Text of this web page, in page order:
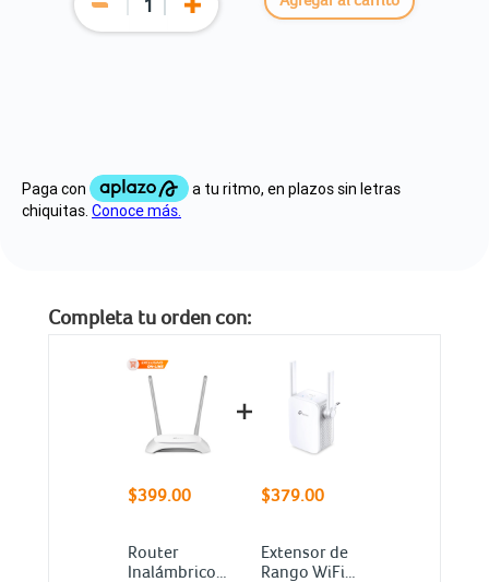
Completa tu orden con:
$399.00
Router
Inalámbrico
$379.00
Extensor de
Rango WiFi